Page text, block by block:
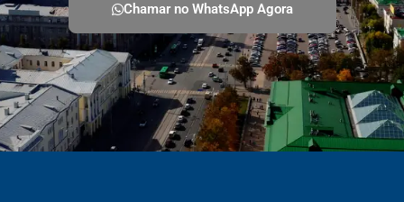
Chamar no WhatsApp Agora